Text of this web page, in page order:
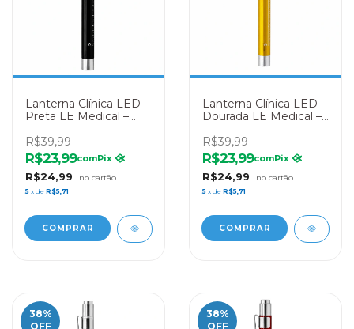
Lanterna Clínica LED
Preta LE Medical –
Profissional
R$39,99
R$24,99
R$23,99comPix
5 x de R$5,71
Lanterna Clínica LED
Dourada LE Medical –
Profissional
R$39,99
R$24,99
R$23,99comPix
5 x de R$5,71
38%
OFF
38%
OFF